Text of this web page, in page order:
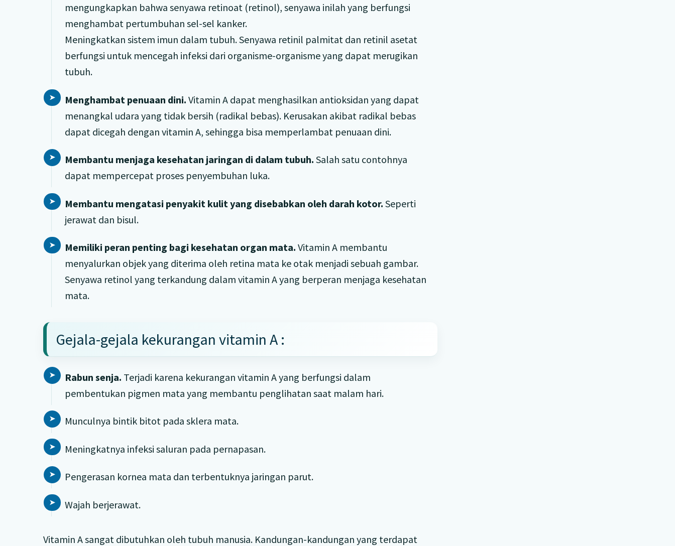
mengungkapkan bahwa senyawa retinoat (retinol), senyawa inilah yang berfungsi
menghambat pertumbuhan sel-sel kanker.
Meningkatkan sistem imun dalam tubuh. Senyawa retinil palmitat dan retinil asetat
berfungsi untuk mencegah infeksi dari organisme-organisme yang dapat merugikan
tubuh.
Menghambat penuaan dini. Vitamin A dapat menghasilkan antioksidan yang dapat
menangkal udara yang tidak bersih (radikal bebas). Kerusakan akibat radikal bebas
dapat dicegah dengan vitamin A, sehingga bisa memperlambat penuaan dini.
Membantu menjaga kesehatan jaringan di dalam tubuh. Salah satu contohnya
dapat mempercepat proses penyembuhan luka.
Membantu mengatasi penyakit kulit yang disebabkan oleh darah kotor. Seperti
jerawat dan bisul.
Memiliki peran penting bagi kesehatan organ mata. Vitamin A membantu
menyalurkan objek yang diterima oleh retina mata ke otak menjadi sebuah gambar.
Senyawa retinol yang terkandung dalam vitamin A yang berperan menjaga kesehatan
mata.
Gejala-gejala kekurangan vitamin A :
Rabun senja. Terjadi karena kekurangan vitamin A yang berfungsi dalam
pembentukan pigmen mata yang membantu penglihatan saat malam hari.
Munculnya bintik bitot pada sklera mata.
Meningkatnya infeksi saluran pada pernapasan.
Pengerasan kornea mata dan terbentuknya jaringan parut.
Wajah berjerawat.
Vitamin A sangat dibutuhkan oleh tubuh manusia. Kandungan-kandungan yang terdapat